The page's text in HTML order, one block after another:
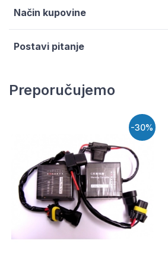
Način kupovine
Postavi pitanje
Preporučujemo
-30%